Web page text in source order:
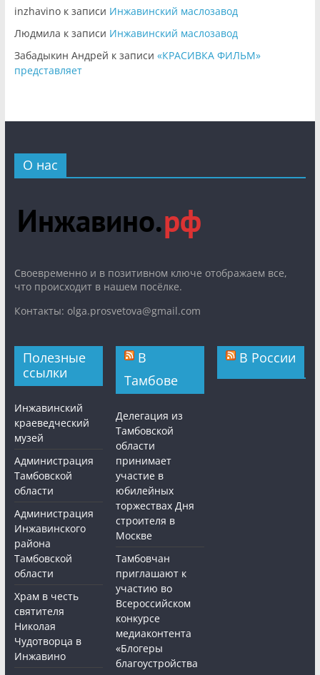
inzhavinoк записи Инжавинский маслозавод
Людмила к записи Инжавинский маслозавод
Забадыкин Андрей к записи «КРАСИВКА ФИЛЬМ»
представляет
О нас
Cвоевременно и в позитивном ключе отображаем все,
что происходит в нашем посёлке.
Контакты: olga.prosvetova@gmail.com
Полезные
ссылки
Инжавинский
краеведческий
музей
Администрация
Тамбовской
области
Администрация
Инжавинского
района
Тамбовской
области
Храм в честь
святителя
Николая
Чудотворца в
Инжавино
В
Тамбове
Делегация из
Тамбовской
области
принимает
участие в
юбилейных
торжествах Дня
строителя в
Москве
Тамбовчан
приглашают к
участию во
Всероссийском
конкурсе
медиаконтента
«Блогеры
благоустройства
В России